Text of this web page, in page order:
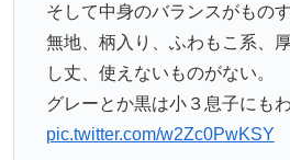
そして中身のバランスがもの
無地、柄入り、ふわもこ系、
し丈、使えないものがない。
グレーとか黒は小３息子にも
pic.twitter.com/w2Zc0PwKSY